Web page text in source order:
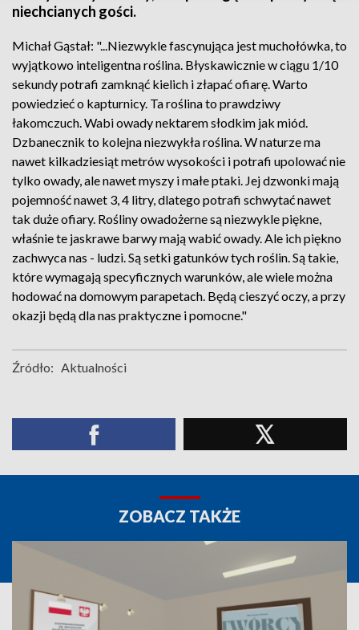
niechcianych gości.
Michał Gąstał: "...Niezwykle fascynująca jest muchołówka, to
wyjątkowo inteligentna roślina. Błyskawicznie w ciągu 1/10
sekundy potrafi zamknąć kielich i złapać ofiarę. Warto
powiedzieć o kapturnicy. Ta roślina to prawdziwy
łakomczuch. Wabi owady nektarem słodkim jak miód.
Dzbanecznik to kolejna niezwykła roślina. W naturze ma
nawet kilkadziesiąt metrów wysokości i potrafi upolować nie
tylko owady, ale nawet myszy i małe ptaki. Jej dzwonki mają
pojemność nawet 3, 4 litry, dlatego potrafi schwytać nawet
tak duże ofiary. Rośliny owadożerne są niezwykle piękne,
właśnie te jaskrawe barwy mają wabić owady. Ale ich piękno
zachwyca nas - ludzi. Są setki gatunków tych roślin. Są takie,
które wymagają specyficznych warunków, ale wiele można
hodować na domowym parapetach. Będą cieszyć oczy, a przy
okazji będą dla nas praktyczne i pomocne."
Źródło: Aktualności
ZOBACZ TAKŻE